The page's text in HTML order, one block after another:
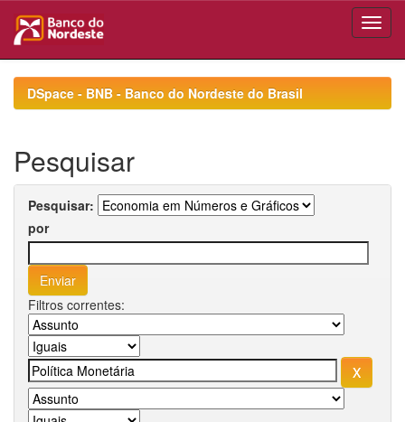
navigationDSpace - BNB - Banco do Nordeste do Brasil
Pesquisar
Pesquisar:
por
Filtros correntes: